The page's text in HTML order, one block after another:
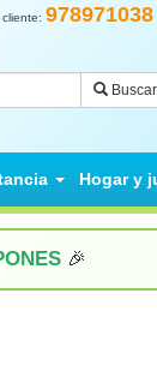
978971038
Buscar
Hogar y
🎉